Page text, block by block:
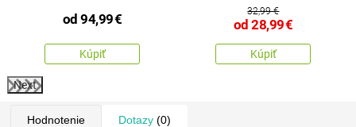
od 94,99€
Kúpiť
32,99 €
od 28,99€
Kúpiť
Next
Hodnotenie Dotazy(0)